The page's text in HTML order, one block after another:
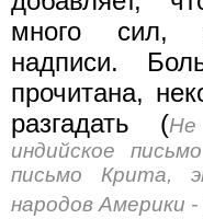
много сил,
надписи.
прочитана,
разгадать (Не
индийское
письмо Крита,
народов Америки